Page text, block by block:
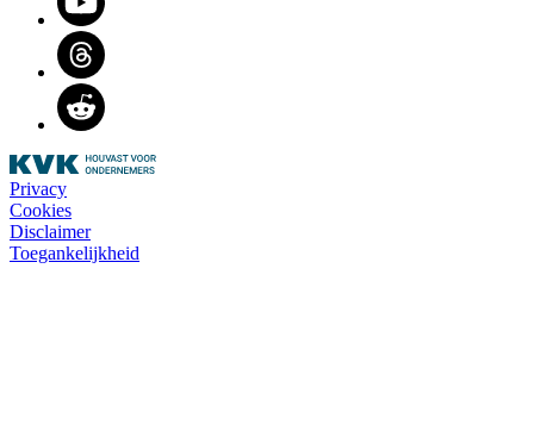
Threads
Reddit
Privacy
Cookies
Disclaimer
Toegankelijkheid